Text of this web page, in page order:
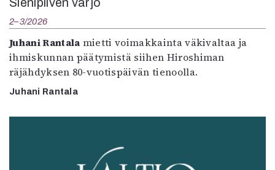
2–3/2026
Juhani Rantala mietti voimakkainta väkivaltaa ja
ihmiskunnan päätymistä siihen Hiroshiman
räjähdyksen 80-vuotispäivän tienoolla.
Juhani Rantala